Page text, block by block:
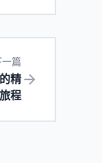
一篇
精
程